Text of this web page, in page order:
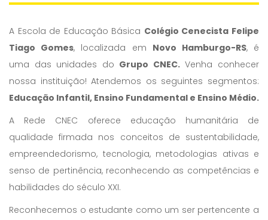
A Escola de Educação Básica Colégio Cenecista Felipe
Tiago Gomes, localizada em Novo Hamburgo-RS, é
uma das unidades do Grupo CNEC.Venha conhecer
nossa instituição! Atendemos os seguintes segmentos:
Educação Infantil, Ensino Fundamental e Ensino Médio.
A Rede CNEC oferece educação humanitária de
qualidade firmada nos conceitos de sustentabilidade,
empreendedorismo, tecnologia, metodologias ativas e
senso de pertinência, reconhecendo as competências e
habilidades do século XXI.
Reconhecemos o estudante como um ser pertencente a